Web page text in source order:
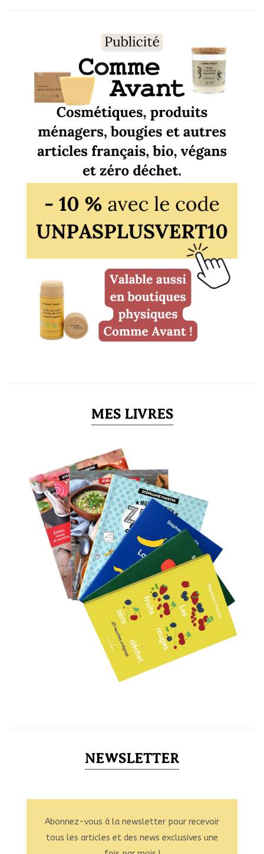
MES LIVRES
NEWSLETTER
Abonnez-vous à la newsletter pour recevoir
tous les articles et des news exclusives une